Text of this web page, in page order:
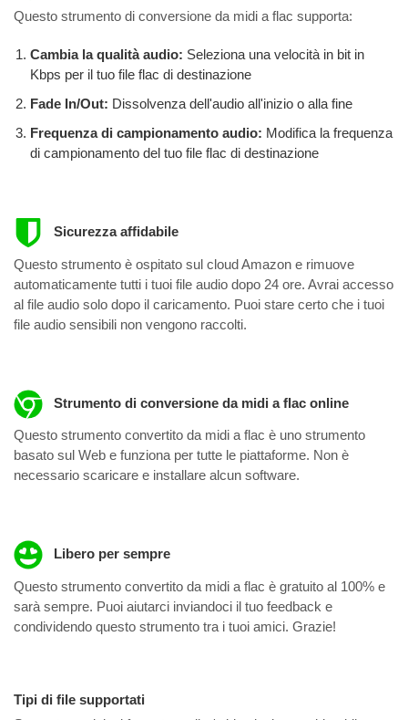
Questo strumento di conversione da midi a flac supporta:
Cambia la qualità audio: Seleziona una velocità in bit in
Kbps per il tuo file flac di destinazione
Fade In/Out: Dissolvenza dell'audio all'inizio o alla fine
Frequenza di campionamento audio: Modifica la frequenza
di campionamento del tuo file flac di destinazione
Sicurezza affidabile
Questo strumento è ospitato sul cloud Amazon e rimuove
automaticamente tutti i tuoi file audio dopo 24 ore. Avrai accesso
al file audio solo dopo il caricamento. Puoi stare certo che i tuoi
file audio sensibili non vengono raccolti.
Strumento di conversione da midi a flac online
Questo strumento convertito da midi a flac è uno strumento
basato sul Web e funziona per tutte le piattaforme. Non è
necessario scaricare e installare alcun software.
Libero per sempre
Questo strumento convertito da midi a flac è gratuito al 100% e
sarà sempre. Puoi aiutarci inviandoci il tuo feedback e
condividendo questo strumento tra i tuoi amici. Grazie!
Tipi di file supportati